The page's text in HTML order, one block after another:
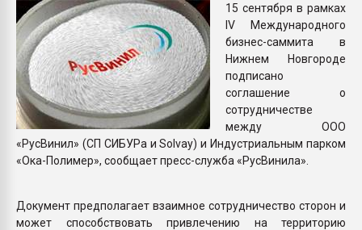
28.07.2026
ситуацией на
ПЕРЕЙТИ НА
15 сентября в рамках
IV Международного
бизнес-саммита в
Нижнем Новгороде
подписано
соглашение о
сотрудничестве
между ООО
«РусВинил» (СП СИБУРа и Solvay) и Индустриальным парком
«Ока-Полимер», сообщает пресс-служба «РусВинила».
Документ предполагает взаимное сотрудничество сторон и
может способствовать привлечению на территорию